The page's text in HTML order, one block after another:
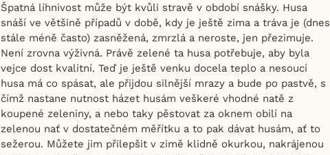
Špatná líhnivost může být kvůli stravě v období snášky. Husa
snáší ve většině případů v době, kdy je ještě zima a tráva je (dnes
stále méně často) zasněžená, zmrzlá a neroste, jen přezimuje.
Není zrovna výživná. Právě zelené ta husa potřebuje, aby byla
vejce dost kvalitní. Teď je ještě venku docela teplo a nesoucí
husa má co spásat, ale přijdou silnější mrazy a bude po pastvě, s
čímž nastane nutnost házet husám veškeré vhodné natě z
koupené zeleniny, a nebo taky pěstovat za oknem obilí na
zelenou nať v dostatečném měřítku a to pak dávat husám, ať to
sežerou. Můžete jim přilepšit v zimě klidně okurkou, nakrájenou